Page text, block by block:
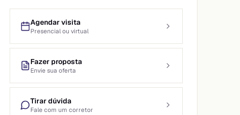
Agendar visita
Presencial ou virtual
Fazer proposta
Envie sua oferta
Tirar dúvida
Fale com um corretor